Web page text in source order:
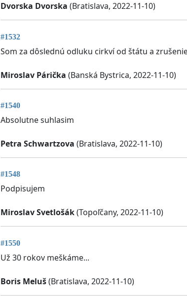
Dvorska Dvorska (Bratislava, 2022-11-10)
#1532
Som za dôslednú odluku cirkví od štátu a
Miroslav Párička (Banská Bystrica, 2022-11-10)
#1540
Absolutne suhlasim
Petra Schwartzova (Bratislava, 2022-11-10)
#1548
Podpisujem
Miroslav Svetlošák(Topoľčany, 2022-11-10)
#1550
Už 30 rokov meškáme...
Boris Meluš(Bratislava, 2022-11-10)